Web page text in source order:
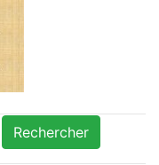
Rechercher